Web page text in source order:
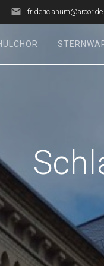
fridericianum@arcor.de